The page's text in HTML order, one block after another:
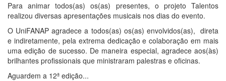
Para animar todos(as) os(as) presentes, o projeto Talentos
realizou diversas apresentações musicais nos dias do evento.
O UniFANAP agradece a todos(as) os(as) envolvidos(as), direta
e indiretamente, pela extrema dedicação e colaboração em mais
uma edição de sucesso. De maneira especial, agradece aos(às)
brilhantes profissionais que ministraram palestras e oficinas.
Aguardem a 12ª edição...